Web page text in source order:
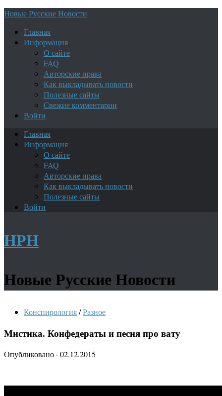
Новые Русские Новости
Главная
Информация
О сайте
FAQ
Авторские права
Как выкладывать новости
Полезные сайты
Свежие комментарии
Войти
Главная
Информация
О сайте
FAQ
Авторские права
Как выкладывать новости
Полезные сайты
Войти
НРН
Новые Русские Новости
Конспирология/Разное
Мистика. Конфедераты и песня про вату
Опубликовано · 02.12.2015